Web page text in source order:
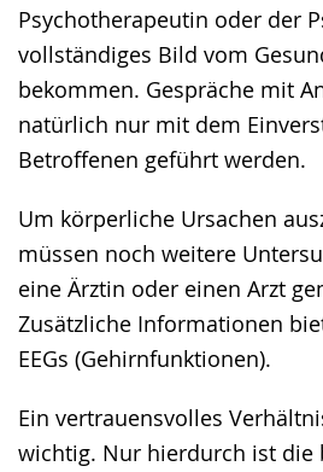
Psychotherapeutin oder der
vollständiges Bild vom
bekommen. Gespräche mit
natürlich nur mit dem
Betroffenen geführt werden.
Um körperliche Ursachen
müssen noch weitere
eine Ärztin oder einen Arzt
Zusätzliche Informationen
EEGs (Gehirnfunktionen).
Ein vertrauensvolles
wichtig. Nur hierdurch ist die